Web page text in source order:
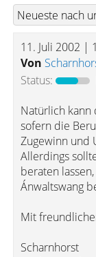
11. Juli 2002 |
Von
Status:
Natürlich kann
sofern die
Zugewinn und
Allerdings
beraten
Ánwaltswang
Mit
Scharnhorst